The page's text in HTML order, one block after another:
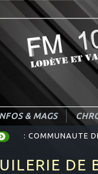
& MAGS
: COMMUNAUTE
DE